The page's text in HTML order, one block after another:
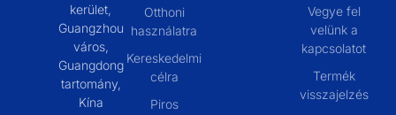
kerület,
Guangzhou
város,
Guangdong
tartomány,
Kína
Otthoni
használatra
Kereskedelmi
célra
Piros
Vegye fel
velünk a
kapcsolatot
Termék
visszajelzés